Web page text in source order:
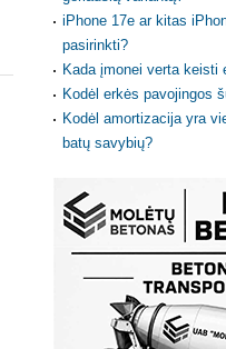
iPhone 17e ar kitas
pasirinkti?
Kada įmonei verta keisti
Kodėl erkės pavojingos
Kodėl amortizacija yra
batų savybių?